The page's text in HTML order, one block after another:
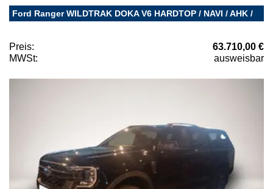
Ford Ranger WILDTRAK DOKA V6 HARDTOP / NAVI / AHK /
Preis:
63.710,00 €
MWSt:
ausweisbar